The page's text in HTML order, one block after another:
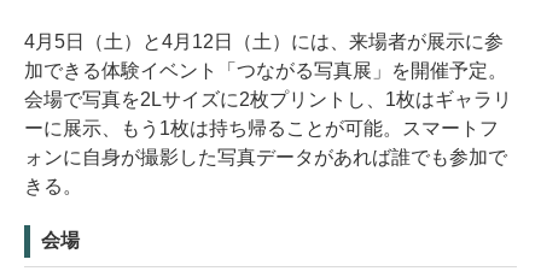
4月5日（土）と4月12日（土）には、来場者が展示に参
加できる体験イベント「つながる写真展」を開催予定。
会場で写真を2Lサイズに2枚プリントし、1枚はギャラリ
ーに展示、もう1枚は持ち帰ることが可能。スマートフ
ォンに自身が撮影した写真データがあれば誰でも参加で
きる。
会場